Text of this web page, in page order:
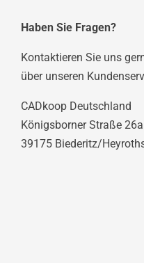
Haben Sie Fragen?
Kontaktieren Sie uns
über unseren
CADkoop Deutschland
Königsborner Straße 26a
39175 Biederitz/